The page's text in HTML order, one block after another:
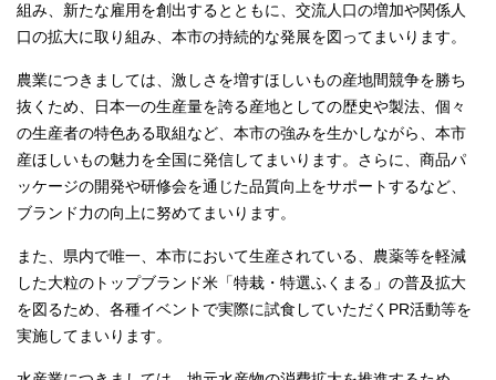
組み、新たな雇用を創出するとともに、交流人口の増加や関係人
口の拡大に取り組み、本市の持続的な発展を図ってまいります。
農業につきましては、激しさを増すほしいもの産地間競争を勝ち
抜くため、日本一の生産量を誇る産地としての歴史や製法、個々
の生産者の特色ある取組など、本市の強みを生かしながら、本市
産ほしいもの魅力を全国に発信してまいります。さらに、商品パ
ッケージの開発や研修会を通じた品質向上をサポートするなど、
ブランド力の向上に努めてまいります。
また、県内で唯一、本市において生産されている、農薬等を軽減
した大粒のトップブランド米「特栽・特選ふくまる」の普及拡大
を図るため、各種イベントで実際に試食していただくPR活動等を
実施してまいります。